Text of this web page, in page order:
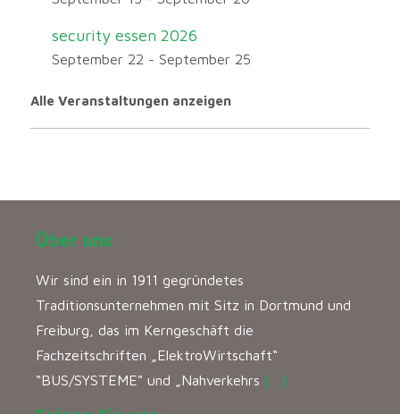
security essen 2026
September 22 - September 25
Alle Veranstaltungen anzeigen
Über uns
Wir sind ein in 1911 gegründetes
Traditionsunternehmen mit Sitz in Dortmund und
Freiburg, das im Kerngeschäft die
Fachzeitschriften „ElektroWirtschaft“
“BUS/SYSTEME” und „Nahverkehrs […]